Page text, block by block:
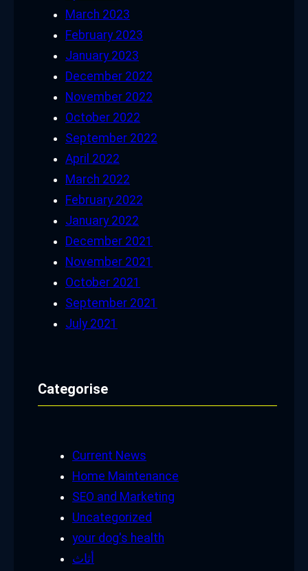
March 2023
February 2023
January 2023
December 2022
November 2022
October 2022
September 2022
April 2022
March 2022
February 2022
January 2022
December 2021
November 2021
October 2021
September 2021
July 2021
Categorise
Current News
Home Maintenance
SEO and Marketing
Uncategorized
your dog's health
أثاث